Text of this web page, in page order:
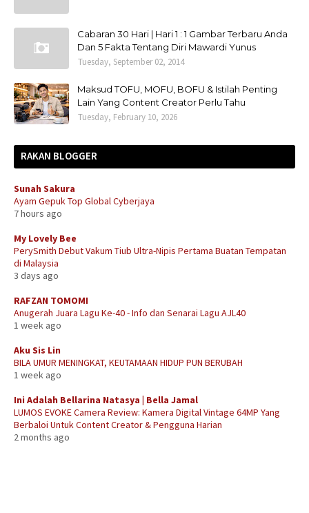
Cabaran 30 Hari | Hari 1 : 1 Gambar Terbaru Anda
Dan 5 Fakta Tentang Diri Mawardi Yunus
Tuesday, September 02, 2014
Maksud TOFU, MOFU, BOFU & Istilah Penting
Lain Yang Content Creator Perlu Tahu
Tuesday, February 10, 2026
RAKAN BLOGGER
Sunah Sakura
Ayam Gepuk Top Global Cyberjaya
7 hours ago
My Lovely Bee
PerySmith Debut Vakum Tiub Ultra-Nipis Pertama Buatan Tempatan
di Malaysia
3 days ago
RAFZAN TOMOMI
Anugerah Juara Lagu Ke-40 - Info dan Senarai Lagu AJL40
1 week ago
Aku Sis Lin
BILA UMUR MENINGKAT, KEUTAMAAN HIDUP PUN BERUBAH
1 week ago
Ini Adalah Bellarina Natasya | Bella Jamal
LUMOS EVOKE Camera Review: Kamera Digital Vintage 64MP Yang
Berbaloi Untuk Content Creator & Pengguna Harian
2 months ago